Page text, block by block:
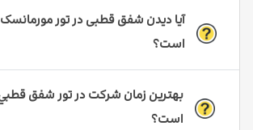
آیا دیدن شفق قطبی در تور
است؟
بهترین زمان شرکت در تور شفق
است؟